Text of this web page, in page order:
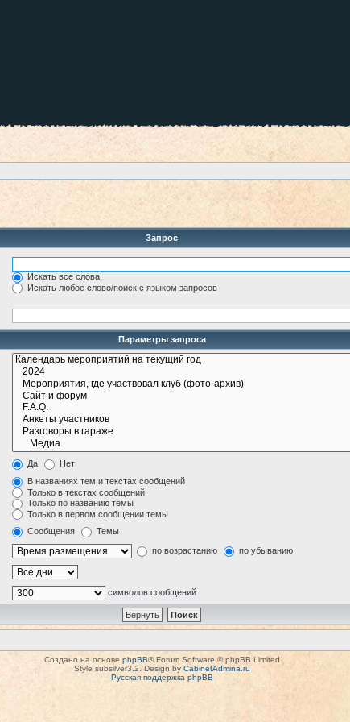
Запрос
Искать все слова
Искать любое слово/поиск с языком запросов
Параметры запроса
Да Нет
В названиях тем и текстах сообщений
Только в текстах сообщений
Только по названию темы
Только в первом сообщении темы
Сообщения Темы
по возрастанию по убыванию
символов сообщений
Создано на основе phpBB® Forum Software © phpBB Limited
Style subsilver3.2. Design by CabinetAdmina.ru
Русская поддержка phpBB